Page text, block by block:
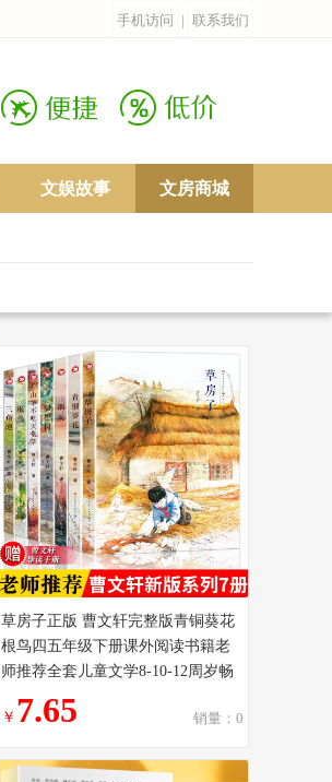
手机访问 | 联系我们
文娱故事 文房商城
草房子正版 曹文轩完整版青铜葵花
根鸟四五年级下册课外阅读书籍老
师推荐全套儿童文学8-10-12周岁畅
销小说读物山羊不吃天堂草
￥ 7.65 销量：0